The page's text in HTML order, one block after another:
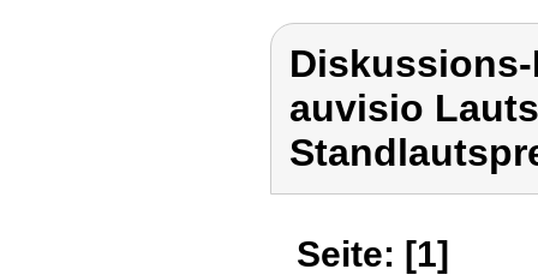
auvisio
Seite: [1]